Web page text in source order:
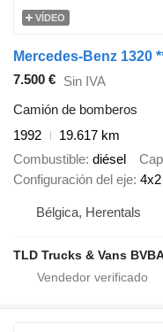
VÍDEO
7.500 € Sin IVA
Camión de bomberos
1992
19.617 km
Combustible diésel
Configuración del eje 4x2
Bélgica, Herentals
TLD Trucks & Vans